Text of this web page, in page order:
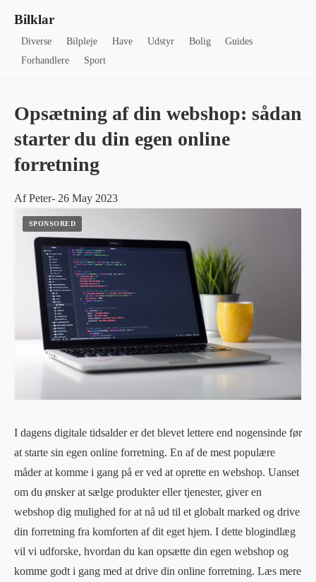
Bilklar
Diverse Bilpleje Have Udstyr Bolig
Guides
Forhandlere
Sport
Opsætning af din webshop: sådan
starter du din egen online
forretning
Af Peter- 26 May 2023
I dagens digitale tidsalder er det blevet lettere end nogensinde før
at starte sin egen online forretning. En af de mest populære
måder at komme i gang på er ved at oprette en webshop. Uanset
om du ønsker at sælge produkter eller tjenester, giver en
webshop dig mulighed for at nå ud til et globalt marked og drive
din forretning fra komforten af dit eget hjem. I dette blogindlæg
vil vi udforske, hvordan du kan opsætte din egen webshop og
komme godt i gang med at drive din online forretning. Læs mere